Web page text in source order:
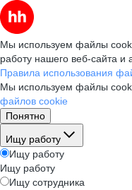
Мы используем файлы
работу нашего веб-сайта и
Правила использования
Мы используем файлы
файлов cookie
Понятно
Ищу работу
Ищу работу
Ищу работу
Ищу сотрудника